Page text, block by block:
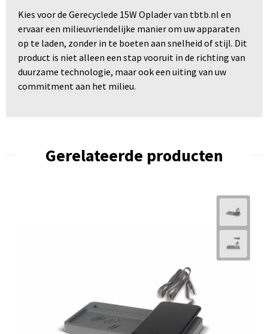
Kies voor de Gerecyclede 15W Oplader van tbtb.nl en
ervaar een milieuvriendelijke manier om uw apparaten
op te laden, zonder in te boeten aan snelheid of stijl. Dit
product is niet alleen een stap vooruit in de richting van
duurzame technologie, maar ook een uiting van uw
commitment aan het milieu.
Gerelateerde producten